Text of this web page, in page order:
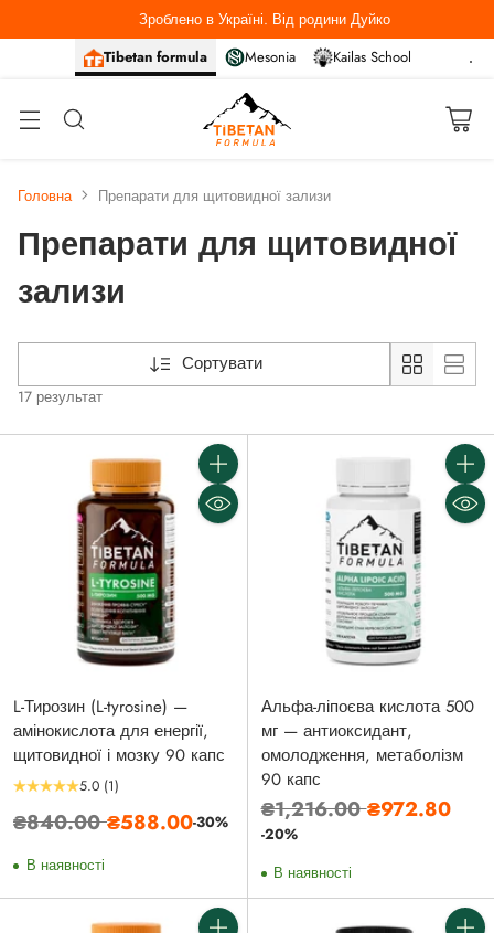
Tibetan formula Mesonia Kailas School
Зроблено в Україні. Від родини Дуйко
Головна Препарати для щитовидної зализи
Препарати для щитовидної
зализи
Сортувати
17 результат
Кількість
L-Тирозин (L-tyrosine) —
амінокислота для енергії,
щитовидної і мозку 90 капс
5.0 (1)
Звичайна
₴840.00₴588.00-30%
В наявності
Альфа-ліпоєва кислота 500
мг — антиоксидант,
омолодження, метаболізм
90 капс
Звичайна
ціна
₴1,216.00₴972.80
-20%
В наявності